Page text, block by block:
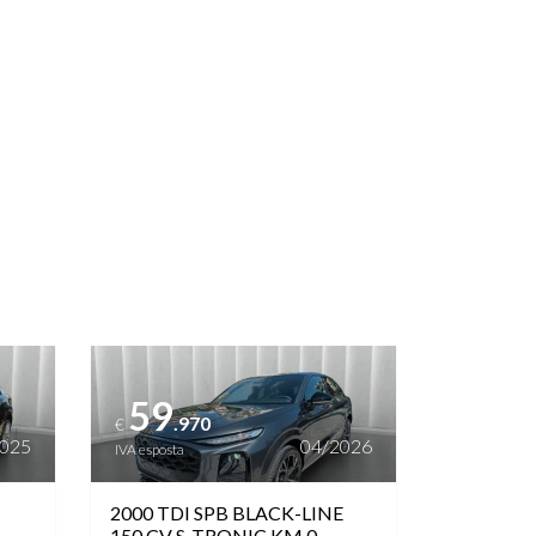
Vedi dettagli
€59.970
IVA esposta 04/2026
2000 TDI SPB BLACK-LINE